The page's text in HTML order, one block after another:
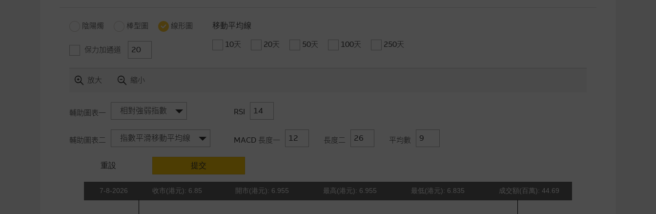
陰陽燭 棒型圖 線形圖
保力加通道
移動平均線
10天 20天 50天 100天 250天
放大 縮小
輔助圖表一 相對強弱指數 RSI
輔助圖表二 指數平滑移動平均線 MACD 長度一 長度二 平均數
重設 提交